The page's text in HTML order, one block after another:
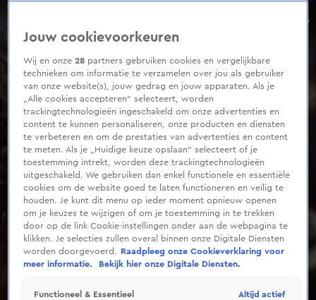
Zeer emotionele Ali B in rechtbank: 'ik ga bidden voor die vrouwen'
of
51
seconds
Jouw cookievoorkeuren
Wij en onze28 partners gebruiken cookies en vergelijkbare
technieken om informatie te verzamelen over jou als gebruiker
van onze website(s), jouw gedrag en jouw apparaten. Als je
„Alle cookies accepteren” selecteert, worden
trackingtechnologieën ingeschakeld om onze advertenties en
content te kunnen personaliseren, onze producten en diensten
te verbeteren en om de prestaties van advertenties en content
te meten. Als je „Huidige keuze opslaan” selecteert of je
toestemming intrekt, worden deze trackingtechnologieën
uitgeschakeld. We gebruiken dan enkel functionele en essentiële
cookies om de website goed te laten functioneren en veilig te
houden. Je kunt dit menu op ieder moment opnieuw openen
om je keuzes te wijzigen of om je toestemming in te trekken
door op de link Cookie-instellingen onder aan de webpagina te
klikken. Je selecties zullen overal binnen onze Digitale Diensten
worden doorgevoerd.
Raadpleeg onze Cookieverklaring voor
meer informatie.
Bekijk hier onze Digitale Diensten.
Functioneel & Essentieel Altijd actief